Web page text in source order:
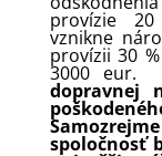
provízie
vznikne
provízii 30
3000 eur.
dopravnej
spoločnosť